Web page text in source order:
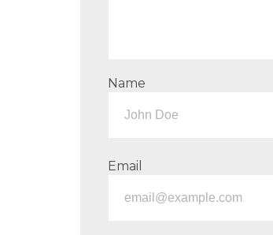
Name
Email